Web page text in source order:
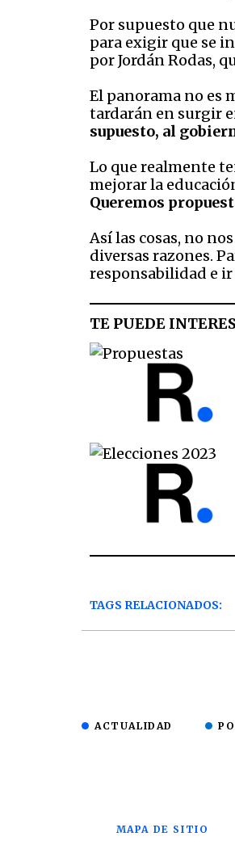
Por supuesto que
para exigir que se
por Jordán Rodas,
El panorama no es
tardarán en surgir
supuesto, al
Lo que realmente
mejorar la
Queremos
Así las cosas, no
diversas razones.
responsabilidad e ir
TE PUEDE
TAGS RELACIONADOS:
ACTUALIDAD
MAPA DE SITIO